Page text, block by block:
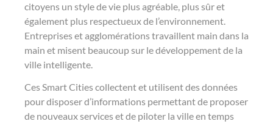
citoyens un style de vie plus agréable, plus sûr et
également plus respectueux de l’environnement.
Entreprises et agglomérations travaillent main dans la
main et misent beaucoup sur le développement de la
ville intelligente.
Ces Smart Cities collectent et utilisent des données
pour disposer d’informations permettant de proposer
de nouveaux services et de piloter la ville en temps